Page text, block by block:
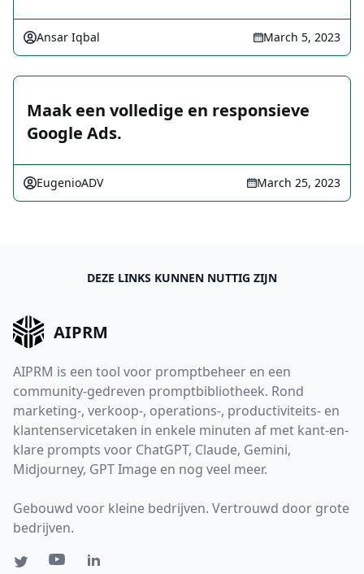
Ansar Iqbal March 5, 2023
Maak een volledige en responsieve
Google Ads.
EugenioADV March 25, 2023
DEZE LINKS KUNNEN NUTTIG ZIJN
AIPRM
AIPRM is een tool voor promptbeheer en een
community-gedreven promptbibliotheek. Rond
marketing-, verkoop-, operations-, productiviteits- en
klantenservicetaken in enkele minuten af met kant-en-
klare prompts voor ChatGPT, Claude, Gemini,
Midjourney, GPT Image en nog veel meer.
Gebouwd voor kleine bedrijven. Vertrouwd door grote
bedrijven.